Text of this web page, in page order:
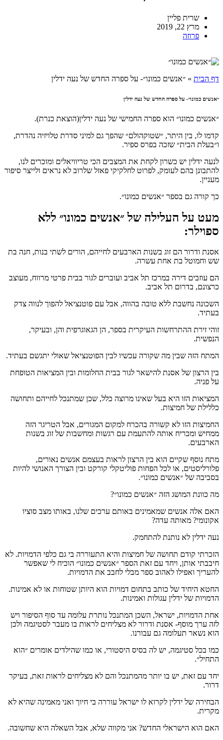
שרית פליין
מרץ 22, 2019
פרוזה
דף הבית » ״אנשים כמונו״- על ספרה החדש של נעה ידלין
״אנשים כמונו״- על ספרה החדש של נעה ידלין
״אנשים כמונו״ הוא ספרה החמישי של נעה ידלין(הוצאת כנרת).
קדמו לו, בין היתר, ״שטוקהולם״ שהפך גם למיני סדרת טלויזיה נהדרת,
ו״בעלת הבית״ שזכה בפרס ספיר.
לנעה ידלין יש כשרון לקחת את המצבים הכי טריוויאלים ומוכרים לנו,
להתבונן בהם לעומק, לפרוט לחלקיקי פאזל שלרוב לא נראים ולייצר סיפור
מעניין.
כך קורה גם בספר ״אנשים כמונו״.
מעט על העלילה של ״אנשים כמונו״ ללא
ספוילר:
אסנת ודרור הם זוג בשנות הארבעים לחייהם, הורים לשתי בנות, חנה בת
שש וחמוטל בת אחת עשרה.
הם עוזבים דירה במרכז תל אביב ועוברים לגור בבית פרטי מרווח, מעוצב
כרצונם, בדרום תל אביב.
השכונה נחשבת ללא טובה בהווה, אבל עם פוטנציאל להפוך לנווה צדק
בעתיד.
זוהי זירת ההתרחשות העיקרית בספר, הן הגאוגרפית והן, ובעיקר,
הנפשית.
המתח הזה שבין מה שקורה עכשיו לבין הפוטנציאל שאולי יתגשם בעתיד.
בין הרצון של אסנת להישאר לגור בבית החלומות ובין המציאות הטופחת
על פניה.
המציאות הזו היא בעל שאינו מרוצה כלל, שכן שמתנכל לחייהם ותחושה
כללילת של חמיצות.
החמיצות הזו לא קשורה בהכרח למקום המגורים, אבל הטריגר הזה
ממחיש ומכריח אותה להתעמת עם רגשות ומחשבות של זוג בשנות
הארבעים.
מתח נוסף שקיים הוא בין הרצון לראות בעצמם אנשים נאורים,
פלורליסטים, או לכל הפחות פוליטקלי קורקט ובין הצורך האנושי להיות
בסביבה של ״אנשים כמונו״.
מה כוונת המושג הזה ״אנשים כמונו״?
האם אלה אנשים שמאמינים באותם ערכים שלנו, באותו מצב סוציו
אקונומי? מאותה עדה?
נעה ידלין לא נותנת להתחמק.
הזכרתי קודם תחושה של חמיצות והיא התעוררה בי גם כלפי הדמויות. לא
חיבבתי אותן, ויחד עם זאת הספר ״אנשים כמונו״ הוכיח לי שאפשר
להעריך ואפילו לאהוב ספר מבלי לחבב את הדמויות.
החטא היחיד של כותב בתחום דמויות הוא היותן שטוחות או לא אמינות.
הדמויות של ידלין עגולות ואמינות.
אחת הדמויות, ישראל, השכן המתנכל נותרת עלומה עד סוף הסיפור ויש
לזה ערך מוסף- אסנת ודרור לא מצליחים לראות בו מעבר לסטיגמה ולכן
הוא נשאר תעלומה גם עבורנו.
כמו בכל סטיגמה, יש לה בסיס היסטורי, או כמו שהילדים אומרים ״הוא
התחיל״.
יחד עם זאת, יש בו יותר מהמתנכל והם לא מצליחים לראות זאת, בעיקר
דרור.
הבחירה של ידלין לקרוא לו ישראל עוררה בי חיוך ואני מאמינה שהיא לא
מקרית.
האם הוא הישראלי החדש? אני מקווה שלא, אבל השאלה היא שחשובה.